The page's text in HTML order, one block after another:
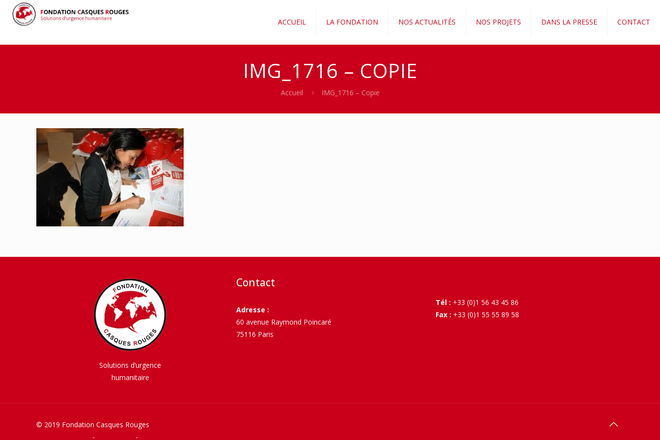
ACCUEIL LA FONDATION NOS ACTUALITÉS NOS PROJETS DANS LA PRESSE CONTACT
IMG_1716 – COPIE
Accueil IMG_1716 – Copie
Solutions d’urgence
humanitaire
Contact
Adresse :
60 avenue Raymond Poincaré
75116 Paris
Tél : +33 (0)1 56 43 45 86
Fax : +33 (0)1 55 55 89 58
© 2019 Fondation Casques Rouges
- -